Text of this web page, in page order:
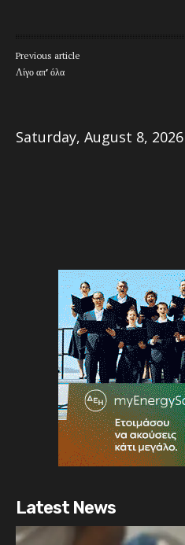
Previous article
Λίγο απ’ όλα
Saturday, August 8, 2026
Latest News